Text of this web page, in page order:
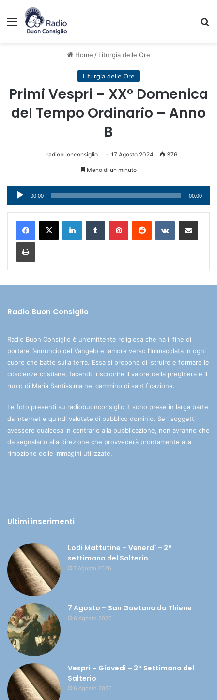
Menu
Home / Liturgia delle Ore
Liturgia delle Ore
Primi Vespri – XX° Domenica
del Tempo Ordinario – Anno
B
radiobuonconsiglio 17 Agosto 2024 376
Meno di un minuto
Audio
Player
00:00 00:00
Radio Buon Consiglio
Radio Buon Consiglio è un’emittente religiosa che ha il fine di
portare l’annuncio del Vangelo e l’amore verso l’Immacolata in ogni
cuore che batte sulla terra. Essa si propone di istruire e formare le
coscienze cristiane, facendo riscoprire il valore della preghiera e il
ruolo di Maria Santissima nel cammino di santificazione.
Le foto presenti su radiobuonconsiglio.it sono prese in larga parte
da internet e quindi valutate di pubblico dominio. Se i soggetti
avessero qualcosa in contrario alla pubblicazione, non avranno che
da segnalarlo alla direzione che provvederà prontamente alla
rimozione delle immagini utilizzate.
Ultimi inserimenti
Lodi Mattutine – Venerdì – 2°
settimana del Salterio
7 Agosto 2026
7 Agosto – San Gaetano da Thiene
6 Agosto 2026
Vespri – Giovedì – 2° Settimana del
Salterio
6 Agosto 2026